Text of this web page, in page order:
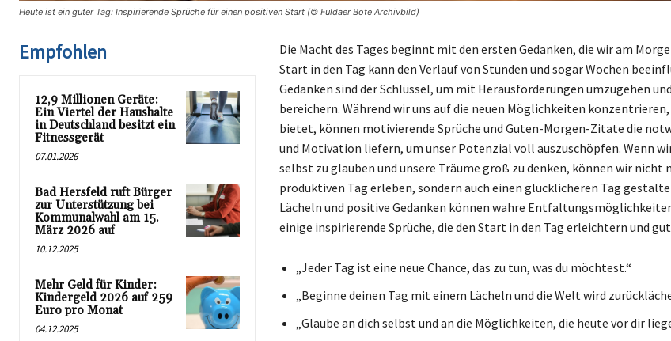
Heute ist ein guter Tag: Inspirierende Sprüche für einen positiven Start (© Fuldaer Bote Archivbild)
Empfohlen
12,9 Millionen Geräte:
Ein Viertel der Haushalte
in Deutschland besitzt ein
Fitnessgerät
07.01.2026
Bad Hersfeld ruft Bürger
zur Unterstützung bei
Kommunalwahl am 15.
März 2026 auf
10.12.2025
Mehr Geld für Kinder:
Kindergeld 2026 auf 259
Euro pro Monat
04.12.2025
Die Macht des Tages beginnt mit den ersten Gedanken, die wir am
Start in den Tag kann den Verlauf von Stunden und sogar Wochen
Gedanken sind der Schlüssel, um mit Herausforderungen umzugehen
bereichern. Während wir uns auf die neuen Möglichkeiten konzentrieren,
bietet, können motivierende Sprüche und Guten-Morgen-Zitate die
und Motivation liefern, um unser Potenzial voll auszuschöpfen. Wenn
selbst zu glauben und unsere Träume groß zu denken, können wir nicht
produktiven Tag erleben, sondern auch einen glücklicheren Tag
Lächeln und positive Gedanken können wahre
einige inspirierende Sprüche, die den Start in den Tag erleichtern und
„Jeder Tag ist eine neue Chance, das zu tun, was du möchtest.“
„Beginne deinen Tag mit einem Lächeln und die Welt wird
„Glaube an dich selbst und an die Möglichkeiten, die heute vor dir